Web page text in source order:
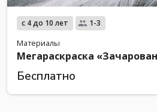
с 4 до 10 лет 1-3
Материалы
Мегараскраска
Бесплатно